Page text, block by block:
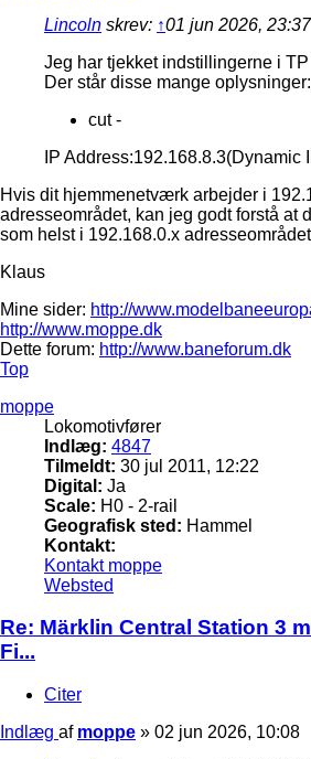
Lincoln skrev: ↑01 jun 2026, 23:37
Jeg har tjekket indstillingerne i
Der står disse mange oplysninger:
cut -
IP Address:192.168.8.3(Dynamic
Hvis dit hjemmenetværk arbejder i
adresseområdet, kan jeg godt forstå at
som helst i 192.168.0.x
Klaus
Mine sider: http://
http://www.moppe.dk
Dette forum: http://www.baneforum.dk
Top
moppe
Lokomotivfører
Indlæg: 4847
Tilmeldt: 30 jul 2011, 12:22
Digital: Ja
Scale: H0 - 2-rail
Geografisk sted: Hammel
Kontakt:
Kontakt moppe
Websted
Re: Märklin Central Station 3
Fi...
Citer
Indlæg af moppe » 02 jun 2026, 10:08